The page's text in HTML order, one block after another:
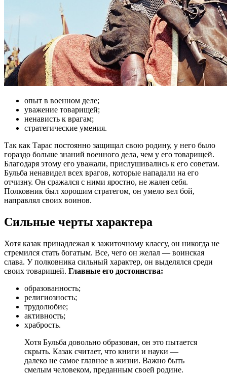
опыт в военном деле;
уважение товарищей;
ненависть к врагам;
стратегические умения.
Так как Тарас постоянно защищал свою родину, у него было
гораздо больше знаний военного дела, чем у его товарищей.
Благодаря этому его уважали, прислушивались к его советам.
Бульба ненавидел всех врагов, которые нападали на его
отчизну. Он сражался с ними яростно, не жалея себя.
Полковник был хорошим стратегом, он умело вел бой,
направлял своих воинов.
Сильные черты характера
Хотя казак принадлежал к зажиточному классу, он никогда не
стремился стать богатым. Все, чего он желал — воинская
слава. У полковника сильный характер, он выделялся среди
своих товарищей. Главные его достоинства:
образованность;
религиозность;
трудолюбие;
активность;
храбрость.
Хотя Бульба довольно образован, он это пытается
скрыть. Казак считает, что книги и науки —
далеко не самое главное в жизни. Важно быть
смелым человеком, преданным своей родине.